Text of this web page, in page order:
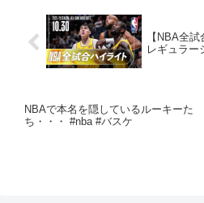
【NBA全
レギュラー
NBAで本名を隠しているルーキーた
ち・・・ #nba #バスケ